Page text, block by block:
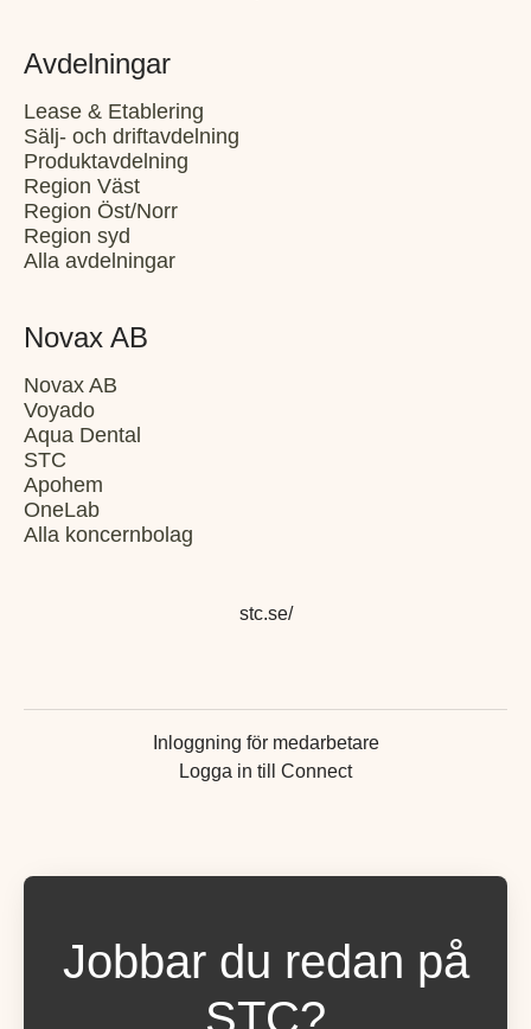
Avdelningar
Lease & Etablering
Sälj- och driftavdelning
Produktavdelning
Region Väst
Region Öst/Norr
Region syd
Alla avdelningar
Novax AB
Novax AB
Voyado
Aqua Dental
STC
Apohem
OneLab
Alla koncernbolag
stc.se/
Inloggning för medarbetare
Logga in till Connect
Jobbar du redan på
STC?